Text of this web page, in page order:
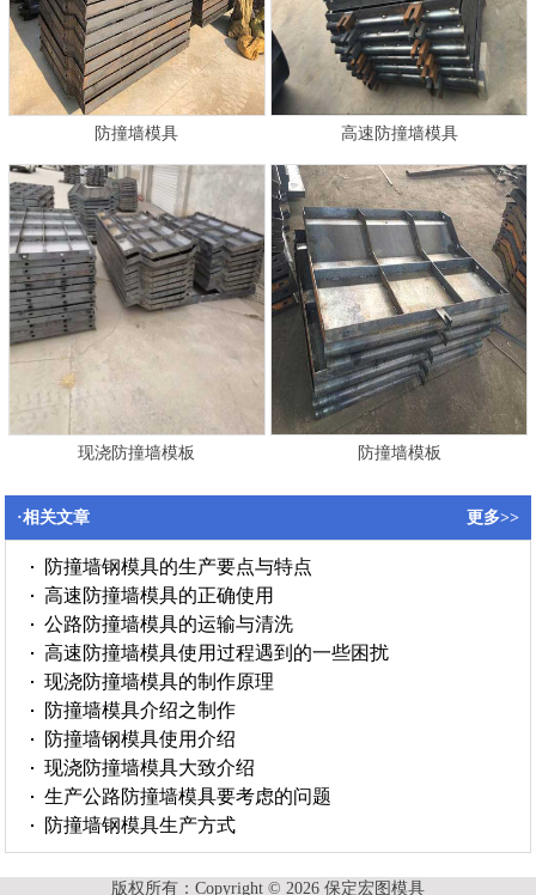
防撞墙模具 高速防撞墙模具
现浇防撞墙模板 防撞墙模板
更多>>
·相关文章
防撞墙钢模具的生产要点与特点
高速防撞墙模具的正确使用
公路防撞墙模具的运输与清洗
高速防撞墙模具使用过程遇到的一些困扰
现浇防撞墙模具的制作原理
防撞墙模具介绍之制作
防撞墙钢模具使用介绍
现浇防撞墙模具大致介绍
生产公路防撞墙模具要考虑的问题
防撞墙钢模具生产方式
版权所有：Copyright © 2026 保定宏图模具